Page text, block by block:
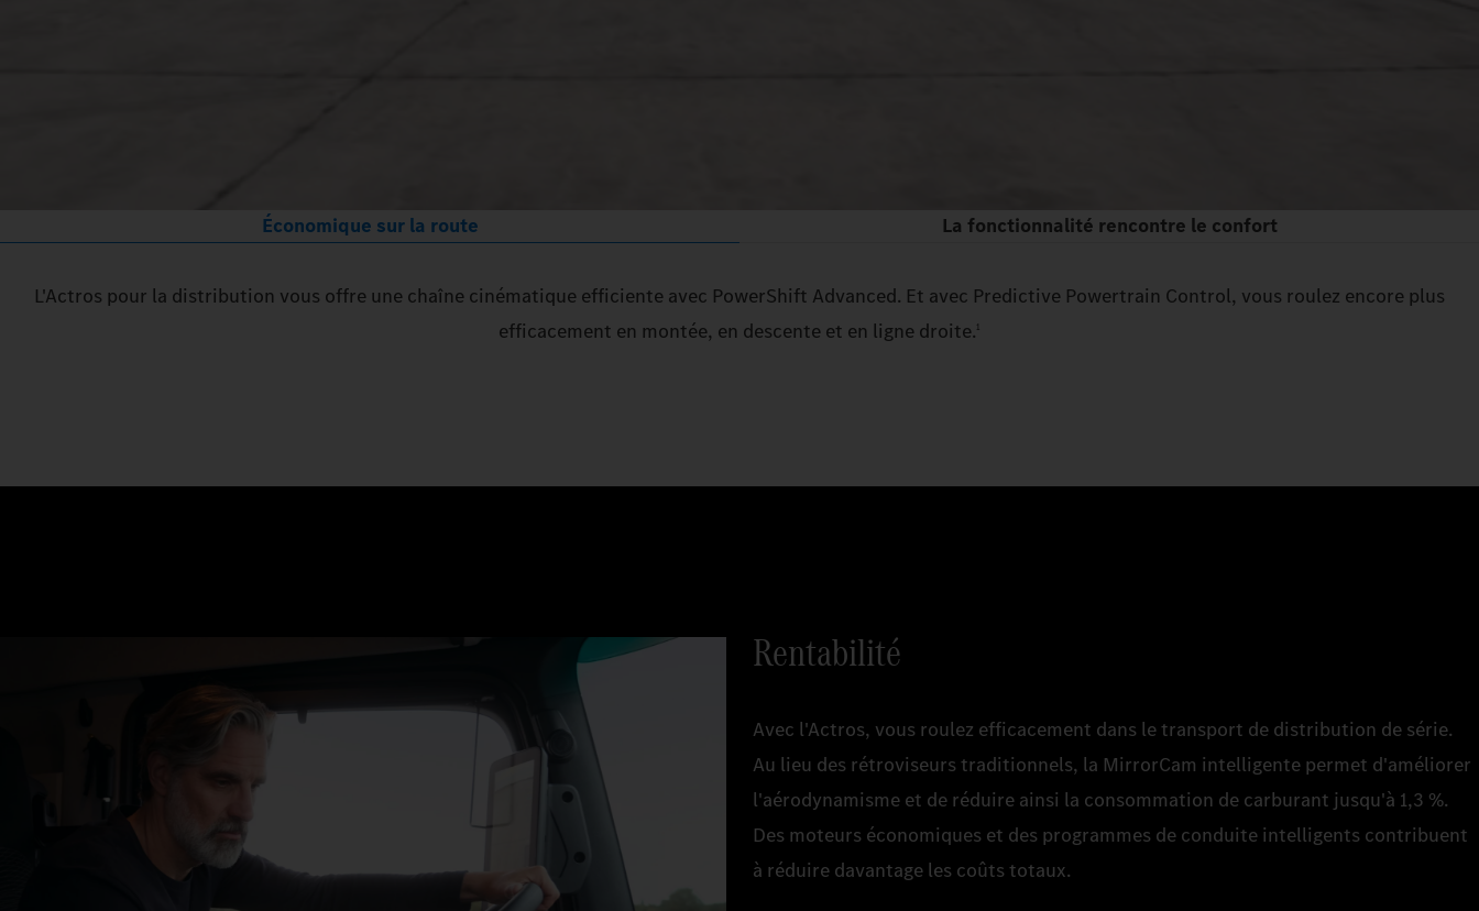
Économique sur la route La fonctionnalité rencontre le confort
L'Actros pour la distribution vous offre une chaîne cinématique efficiente avec PowerShift Advanced. Et avec Predictive Powertrain Control, vous roulez encore plus
efficacement en montée, en descente et en ligne droite.1
Rentabilité
Avec l'Actros, vous roulez efficacement dans le transport de distribution de série.
Au lieu des rétroviseurs traditionnels, la MirrorCam intelligente permet d'améliorer
l'aérodynamisme et de réduire ainsi la consommation de carburant jusqu'à 1,3 %.
Des moteurs économiques et des programmes de conduite intelligents contribuent
à réduire davantage les coûts totaux.